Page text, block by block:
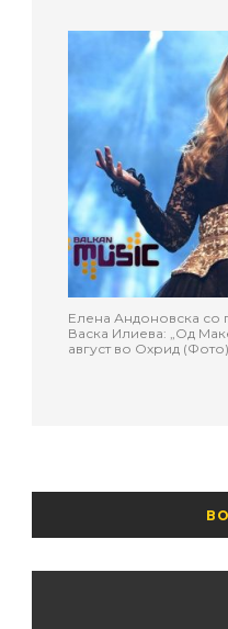
Елена Андоновска со
Васка Илиева: „Од
август во Охрид (Фото)